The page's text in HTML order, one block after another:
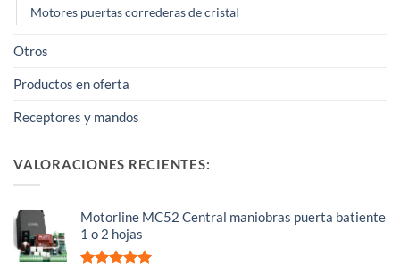
Motores puertas correderas de cristal
Otros
Productos en oferta
Receptores y mandos
VALORACIONES RECIENTES:
Motorline MC52 Central maniobras puerta batiente
1 o 2 hojas